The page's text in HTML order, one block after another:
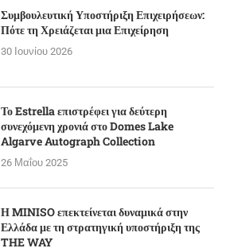
Συμβουλευτική Υποστήριξη Επιχειρήσεων:
Πότε τη Χρειάζεται μια Επιχείρηση
30 Ιουνίου 2026
Το Estrella επιστρέφει για δεύτερη
συνεχόμενη χρονιά στο Domes Lake
Algarve Autograph Collection
26 Μαΐου 2025
Η MINISO επεκτείνεται δυναμικά στην
Ελλάδα με τη στρατηγική υποστήριξη της
THE WAY